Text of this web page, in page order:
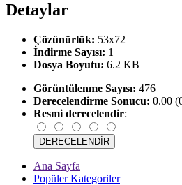
Detaylar
Çözünürlük: 53x72
İndirme Sayısı: 1
Dosya Boyutu: 6.2 KB
Görüntülenme Sayısı: 476
Derecelendirme Sonucu: 0.00
Resmi derecelendir:
Ana Sayfa
Popüler Kategoriler